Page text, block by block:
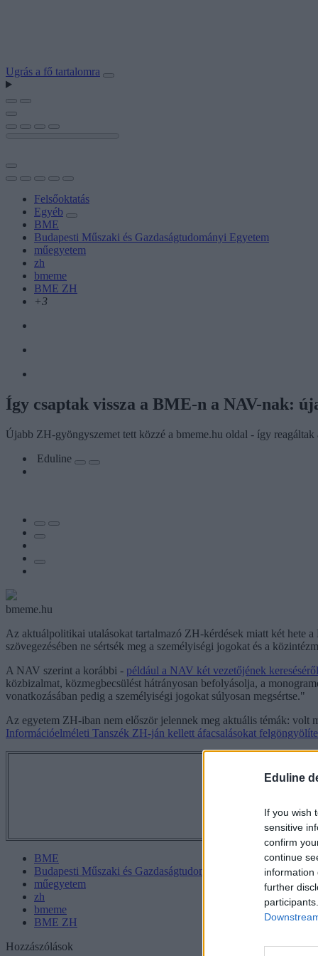
Eduline
If you wish
sensitive
confirm
continue
information
further
Ugrás a fő tartalomra
Felsőoktatás
Egyéb
BME
Budapesti Műszaki és Gazdaságtudományi Egyetem
műegyetem
zh
bmeme
BME ZH
+3
Így csaptak vissza a BME-n a NAV-nak:
Újabb ZH-gyöngyszemet tett közzé a bmeme.hu oldal - így
Eduline
bmeme.hu
Az aktuálpolitikai utalásokat tartalmazó ZH-kérdések miatt két hete
szövegezésében ne sértsék meg a személyiségi jogokat és a
A NAV szerint a korábbi - például a NAV két vezetőjének
közbizalmat, közmegbecsülést hátrányosan befolyásolja, a
vonatkozásában pedig a személyiségi jogokat súlyosan megsértse."
Az egyetem ZH-iban nem először jelennek meg aktuális témák:
Információelméleti Tanszék ZH-ján kellett áfacsalásokat
Tetszett a
BME
Budapesti Műszaki és Gazdaságtudományi Egyetem
műegyetem
zh
bmeme
BME ZH
Hozzászólások